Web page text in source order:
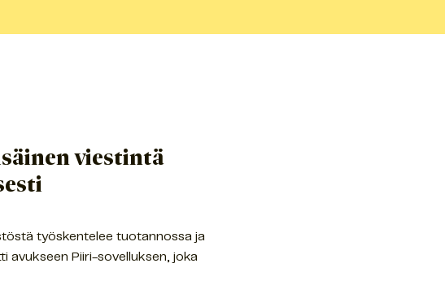
viestintä
työskentelee tuotannossa ja
avukseen Piiri-sovelluksen, joka